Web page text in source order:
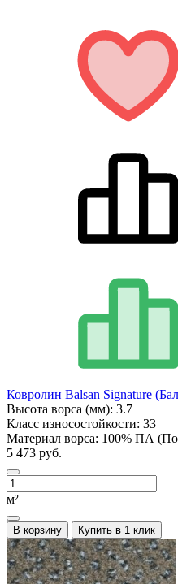
Ковролин Balsan Signature
Высота ворса (мм): 3.7
Класс износостойкости: 33
Материал ворса: 100% ПА
5 473 руб.
м²
В корзину Купить в 1 клик